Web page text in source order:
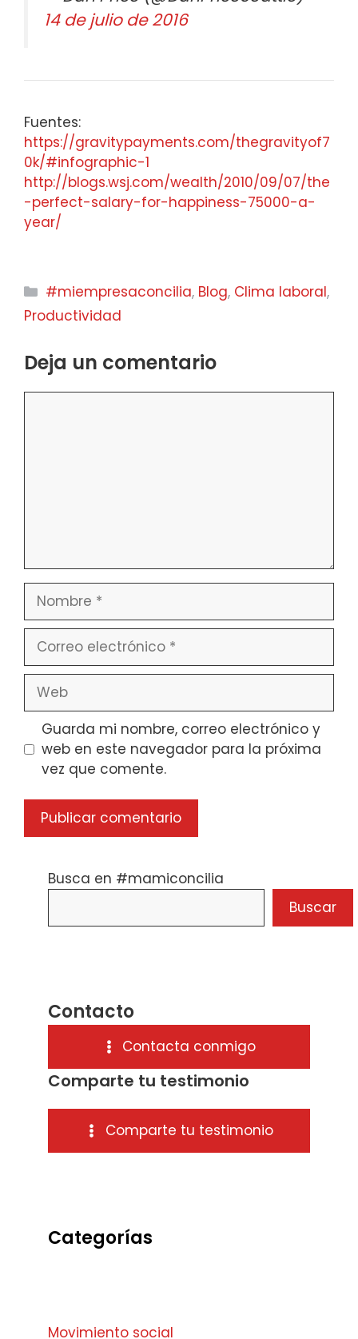
14 de julio de 2016
Fuentes:
https://gravitypayments.com/thegravityof7
0k/#infographic-1
http://blogs.wsj.com/wealth/2010/09/07/the
-perfect-salary-for-happiness-75000-a-
year/
Categorías
#miempresaconcilia, Blog, Clima laboral,
Productividad
Deja un comentario
Nombre
Correo
electrónico
Web
Guarda mi nombre, correo electrónico y
web en este navegador para la próxima
vez que comente.
Busca en #mamiconcilia
Buscar
Contacto
Contacta conmigo
Comparte tu testimonio
Comparte tu testimonio
Categorías
Movimiento social